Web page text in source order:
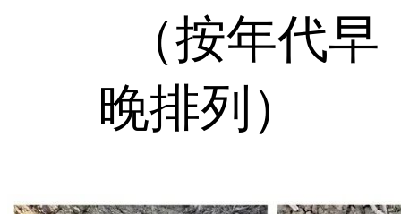
（按年代早
晚排列）